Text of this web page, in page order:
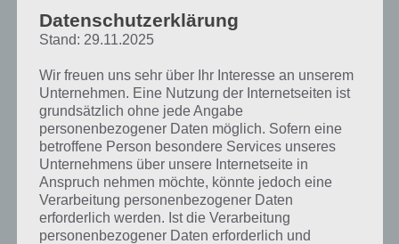
Das erwartet euch in der Sonic Jump App
Datenschutzerklärung
Stand: 29.11.2025
Wir freuen uns sehr über Ihr Interesse an unserem
Unternehmen. Eine Nutzung der Internetseiten ist
grundsätzlich ohne jede Angabe
personenbezogener Daten möglich. Sofern eine
betroffene Person besondere Services unseres
Unternehmens über unsere Internetseite in
Anspruch nehmen möchte, könnte jedoch eine
Verarbeitung personenbezogener Daten
erforderlich werden. Ist die Verarbeitung
personenbezogener Daten erforderlich und